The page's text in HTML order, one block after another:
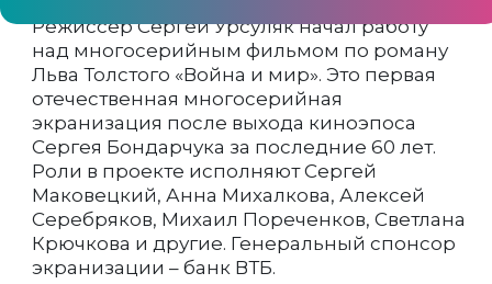
Режиссёр Сергей Урсуляк начал работу
над многосерийным фильмом по роману
Льва Толстого «Война и мир». Это первая
отечественная многосерийная
экранизация после выхода киноэпоса
Сергея Бондарчука за последние 60 лет.
Роли в проекте исполняют Сергей
Маковецкий, Анна Михалкова, Алексей
Серебряков, Михаил Пореченков, Светлана
Крючкова и другие. Генеральный спонсор
экранизации – банк ВТБ.